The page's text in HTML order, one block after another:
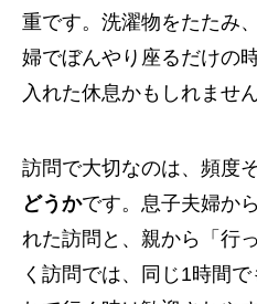
重です。洗濯物をたたみ
婦でぼんやり座るだけの
入れた休息かもしれません
訪問で大切なのは、頻度
どうかです。息子夫婦か
れた訪問と、親から「行
く訪問では、同じ1時間